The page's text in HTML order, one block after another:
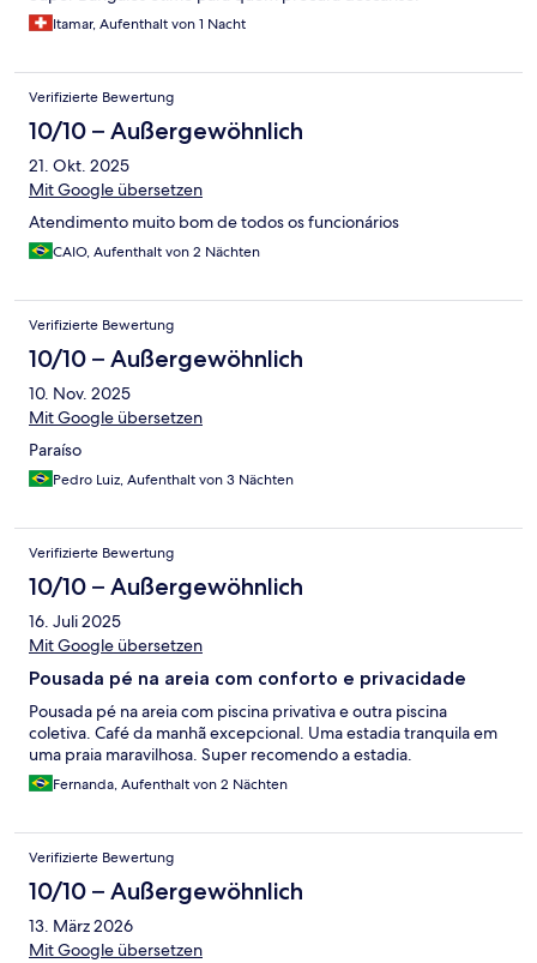
Itamar, Aufenthalt von 1 Nacht
Verifizierte Bewertung
10/10 – Außergewöhnlich
21. Okt. 2025
Mit Google übersetzen
Atendimento muito bom de todos os funcionários
CAIO, Aufenthalt von 2 Nächten
Verifizierte Bewertung
10/10 – Außergewöhnlich
10. Nov. 2025
Mit Google übersetzen
Paraíso
Pedro Luiz, Aufenthalt von 3 Nächten
Verifizierte Bewertung
10/10 – Außergewöhnlich
16. Juli 2025
Mit Google übersetzen
Pousada pé na areia com conforto e privacidade
Pousada pé na areia com piscina privativa e outra piscina
coletiva. Café da manhã excepcional. Uma estadia tranquila em
uma praia maravilhosa. Super recomendo a estadia.
Fernanda, Aufenthalt von 2 Nächten
Verifizierte Bewertung
10/10 – Außergewöhnlich
13. März 2026
Mit Google übersetzen